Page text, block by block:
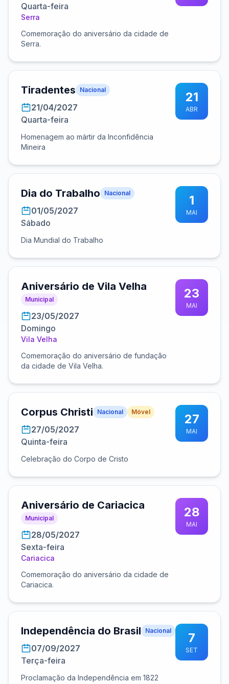
Quarta-feira
Serra
Comemoração do aniversário da cidade de
Serra.
Tiradentes Nacional
21/04/2027
Quarta-feira
Homenagem ao mártir da Inconfidência
Mineira
21
ABR
Dia do Trabalho Nacional
01/05/2027
Sábado
Dia Mundial do Trabalho
1
MAI
Aniversário de Vila Velha
Municipal
23/05/2027
Domingo
Vila Velha
Comemoração do aniversário de fundação
da cidade de Vila Velha.
23
MAI
Corpus Christi Nacional Móvel
27/05/2027
Quinta-feira
Celebração do Corpo de Cristo
27
MAI
Aniversário de Cariacica
Municipal
28/05/2027
Sexta-feira
Cariacica
Comemoração do aniversário da cidade de
Cariacica.
28
MAI
Independência do Brasil Nacional
07/09/2027
Terça-feira
Proclamação da Independência em 1822
7
SET